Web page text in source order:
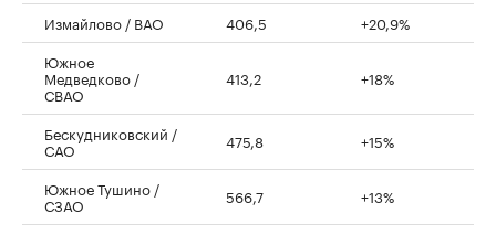
Измайлово / ВАО 406,5
+20,9%
Южное
Медведково /
СВАО
413,2 +18%
Бескудниковский /
САО 475,8 +15%
Южное Тушино /
СЗАО 566,7 +13%